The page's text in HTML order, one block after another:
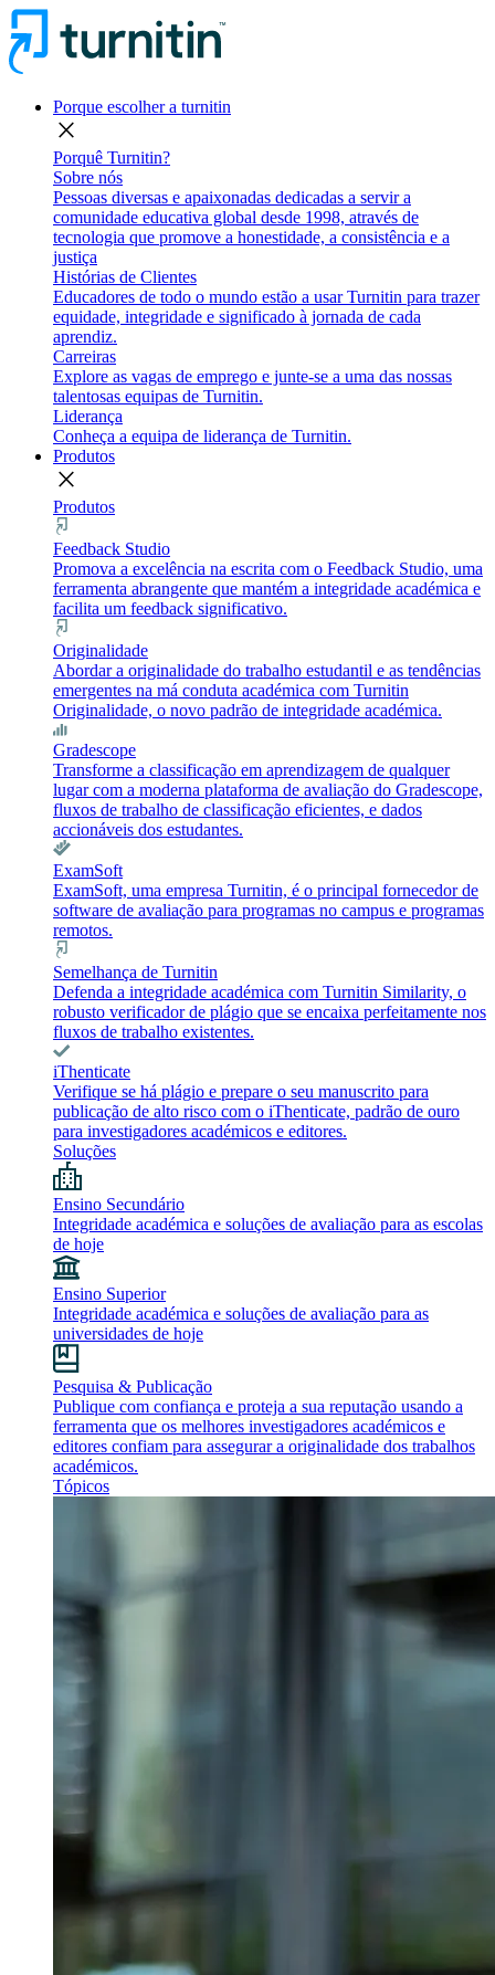
Porque escolher a turnitin
close
Porquê Turnitin?
Sobre nós
Pessoas diversas e apaixonadas dedicadas a servir a
comunidade educativa global desde 1998, através de
tecnologia que promove a honestidade, a consistência e a
justiça
Histórias de Clientes
Educadores de todo o mundo estão a usar Turnitin para trazer
equidade, integridade e significado à jornada de cada
aprendiz.
Carreiras
Explore as vagas de emprego e junte-se a uma das nossas
talentosas equipas de Turnitin.
Liderança
Conheça a equipa de liderança de Turnitin.
Produtos
close
Produtos
Feedback Studio
Promova a excelência na escrita com o Feedback Studio, uma
ferramenta abrangente que mantém a integridade académica e
facilita um feedback significativo.
Originalidade
Abordar a originalidade do trabalho estudantil e as tendências
emergentes na má conduta académica com Turnitin
Originalidade, o novo padrão de integridade académica.
Gradescope
Transforme a classificação em aprendizagem de qualquer
lugar com a moderna plataforma de avaliação do Gradescope,
fluxos de trabalho de classificação eficientes, e dados
accionáveis dos estudantes.
ExamSoft
ExamSoft, uma empresa Turnitin, é o principal fornecedor de
software de avaliação para programas no campus e programas
remotos.
Semelhança de Turnitin
Defenda a integridade académica com Turnitin Similarity, o
robusto verificador de plágio que se encaixa perfeitamente nos
fluxos de trabalho existentes.
iThenticate
Verifique se há plágio e prepare o seu manuscrito para
publicação de alto risco com o iThenticate, padrão de ouro
para investigadores académicos e editores.
Soluções
Ensino Secundário
Integridade académica e soluções de avaliação para as escolas
de hoje
Ensino Superior
Integridade académica e soluções de avaliação para as
universidades de hoje
Pesquisa & Publicação
Publique com confiança e proteja a sua reputação usando a
ferramenta que os melhores investigadores académicos e
editores confiam para assegurar a originalidade dos trabalhos
académicos.
Tópicos